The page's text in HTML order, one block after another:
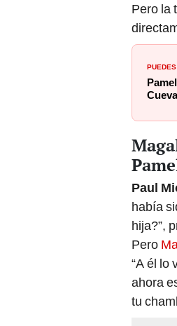
Pero la
Paul
había
hija?”,
Pero
“A él lo
ahora
tu